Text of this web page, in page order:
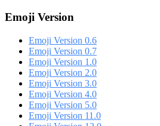
Emoji Version
Emoji Version 0.6
Emoji Version 0.7
Emoji Version 1.0
Emoji Version 2.0
Emoji Version 3.0
Emoji Version 4.0
Emoji Version 5.0
Emoji Version 11.0